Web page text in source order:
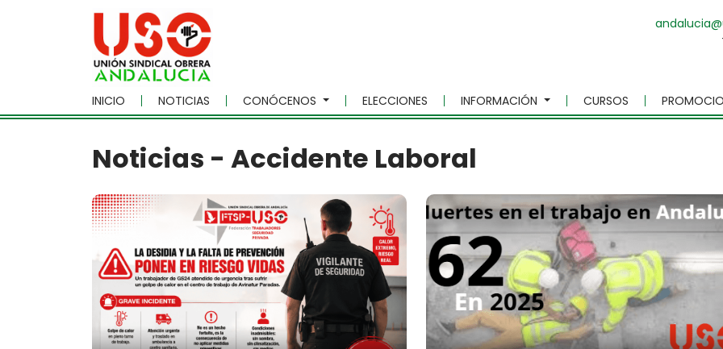
Skip to main content
INICIO NOTICIAS CONÓCENOS ELECCIONES INFORMACIÓN CURSOS
Noticias - Accidente Laboral